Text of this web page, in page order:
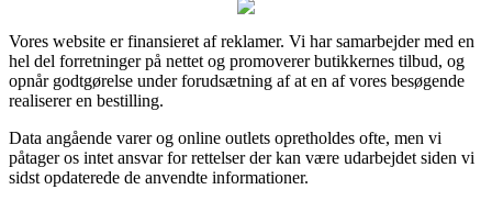
Vores website er finansieret af reklamer. Vi har samarbejder med en
hel del forretninger på nettet og promoverer butikkernes tilbud, og
opnår godtgørelse under forudsætning af at en af vores besøgende
realiserer en bestilling.
Data angående varer og online outlets opretholdes ofte, men vi
påtager os intet ansvar for rettelser der kan være udarbejdet siden vi
sidst opdaterede de anvendte informationer.